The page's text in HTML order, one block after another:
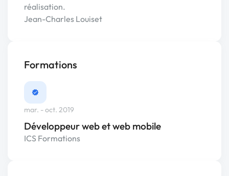
réalisation.
Jean-Charles Louiset
Formations
mar. - oct. 2019
Développeur web et web mobile
ICS Formations